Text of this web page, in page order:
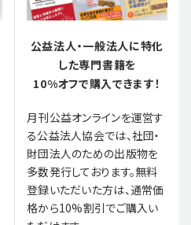
公益法人・一般法人に特化
した専門書籍を
10%オフで購入できます！
月刊公益オンラインを運営す
る公益法人協会では、社団・
財団法人のための出版物を
多数発行しております。無料
登録いただいた方は、通常価
格から10%割引でご購入い